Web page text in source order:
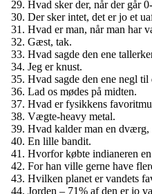
Hvad sker der, når der går
Der sker intet, det er jo et
Hvad er man, når man har
Gæst, tak.
Hvad sagde den ene
Jeg er knust.
Hvad sagde den ene negl til
Lad os mødes på midten.
Hvad er fysikkens
Vægte-heavy metal.
Hvad kalder man en
En lille bandit.
Hvorfor købte indianeren
For han ville gerne have
Hvilken planet er vandets
Jorden – 71% af den er jo